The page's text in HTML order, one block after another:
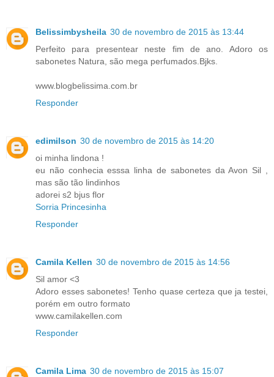
Belissimbysheila 30 de novembro de 2015 às 13:44
Perfeito para presentear neste fim de ano. Adoro os
sabonetes Natura, são mega perfumados.Bjks.
www.blogbelissima.com.br
Responder
edimilson 30 de novembro de 2015 às 14:20
oi minha lindona !
eu não conhecia esssa linha de sabonetes da Avon Sil ,
mas são tão lindinhos
adorei s2 bjus flor
Sorria Princesinha
Responder
Camila Kellen 30 de novembro de 2015 às 14:56
Sil amor <3
Adoro esses sabonetes! Tenho quase certeza que ja testei,
porém em outro formato
www.camilakellen.com
Responder
Camila Lima 30 de novembro de 2015 às 15:07